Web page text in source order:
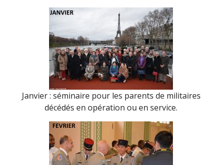
Janvier : séminaire pour les parents de militaires
décédés en opération ou en service.